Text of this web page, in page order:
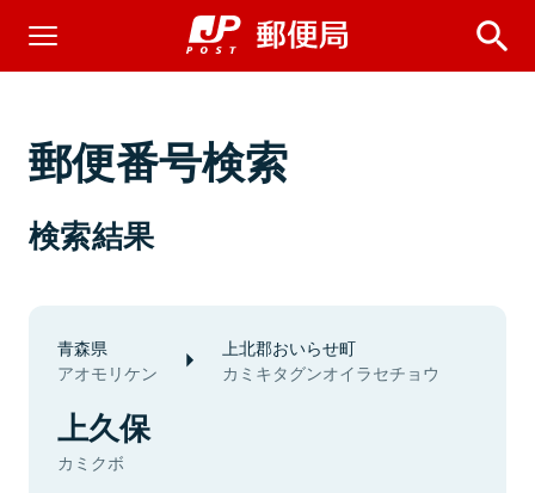
郵便番号検索
検索結果
青森県
アオモリケン
上北郡おいらせ町
カミキタグンオイラセチョウ
上久保
カミクボ